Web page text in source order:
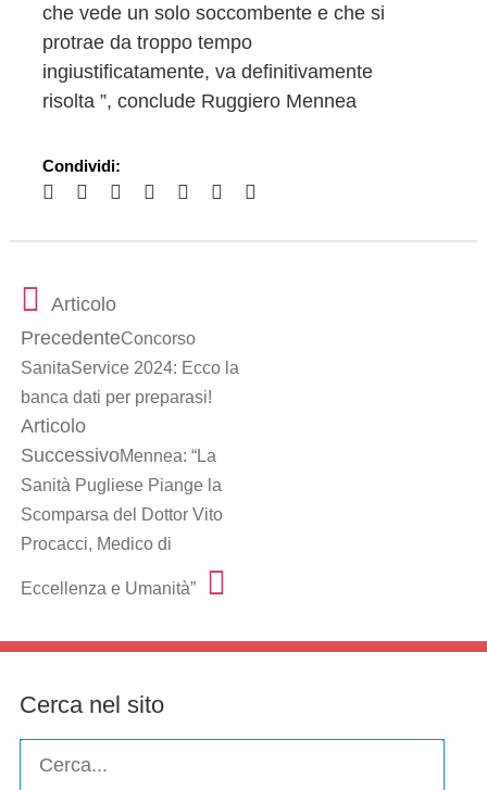
che vede un solo soccombente e che si
protrae da troppo tempo
ingiustificatamente, va definitivamente
risolta ”, conclude Ruggiero Mennea
Condividi:
Articolo
PrecedenteConcorso
SanitaService 2024: Ecco la
banca dati per preparasi!
Articolo
SuccessivoMennea: “La
Sanità Pugliese Piange la
Scomparsa del Dottor Vito
Procacci, Medico di
Eccellenza e Umanità”
Cerca nel sito